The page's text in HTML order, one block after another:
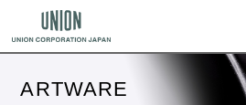
ARTWARE